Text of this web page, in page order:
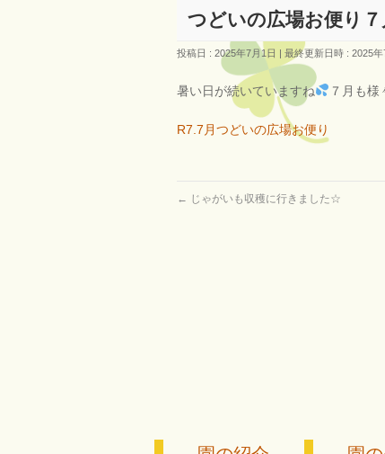
つどいの広場お便り
投稿日 : 2025年7月1日 最終更新日時 : 2025年
暑い日が続いていますね ７月も
R7.7月つどいの広場お便り
← じゃがいも収穫に行きました☆